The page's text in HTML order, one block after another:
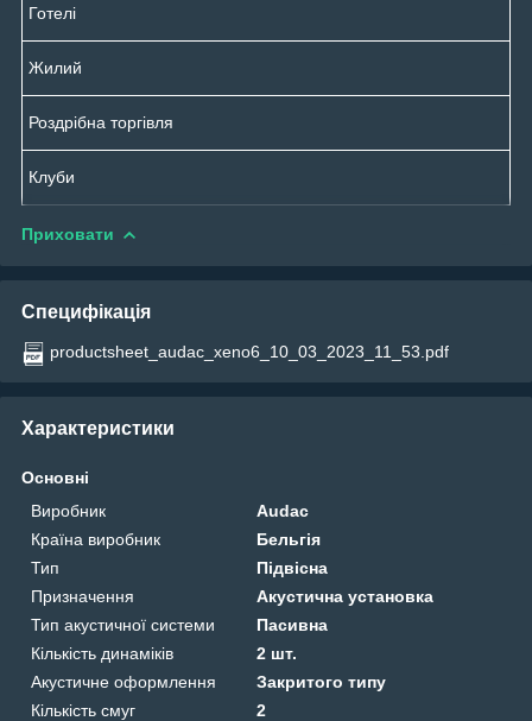
Готелі
Жилий
Роздрібна торгівля
Клуби
Приховати
Специфікація
productsheet_audac_xeno6_10_03_2023_11_53.pdf
Характеристики
Основні
Виробник
Audac
Країна виробник
Бельгія
Тип
Підвісна
Призначення
Акустична установка
Тип акустичної системи
Пасивна
Кількість динаміків
2 шт.
Акустичне оформлення
Закритого типу
Кількість смуг
2